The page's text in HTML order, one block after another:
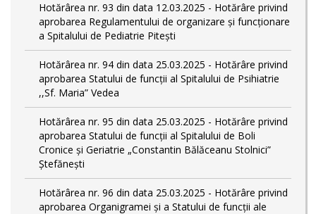
Hotărârea nr. 93 din data 12.03.2025 - Hotărâre privind
aprobarea Regulamentului de organizare și funcționare
a Spitalului de Pediatrie Pitești
Hotărârea nr. 94 din data 25.03.2025 - Hotărâre privind
aprobarea Statului de funcţii al Spitalului de Psihiatrie
,,Sf. Maria” Vedea
Hotărârea nr. 95 din data 25.03.2025 - Hotărâre privind
aprobarea Statului de funcţii al Spitalului de Boli
Cronice și Geriatrie „Constantin Bălăceanu Stolnici”
Ștefănești
Hotărârea nr. 96 din data 25.03.2025 - Hotărâre privind
aprobarea Organigramei și a Statului de funcții ale